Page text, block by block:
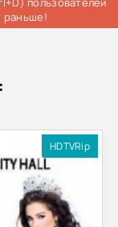
раньше!
HDTVRip